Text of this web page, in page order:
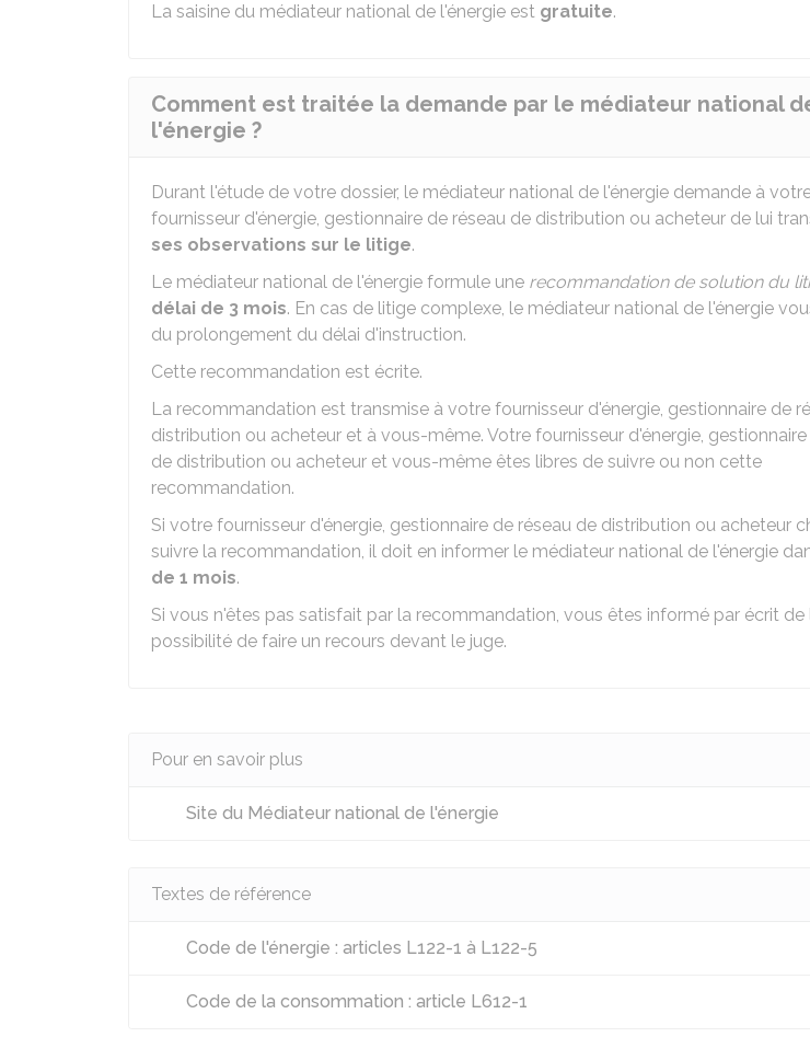
La saisine du médiateur national de l'énergie est gratuite.
Comment est traitée la demande par le médiateur national
l'énergie ?
Durant l'étude de votre dossier, le médiateur national de l'énergie demande à
fournisseur d'énergie, gestionnaire de réseau de distribution ou acheteur de lui
ses observations sur le litige.
Le médiateur national de l'énergie formule une recommandation de solution du
délai de 3 mois. En cas de litige complexe, le médiateur national de l'énergie
du prolongement du délai d'instruction.
Cette recommandation est écrite.
La recommandation est transmise à votre fournisseur d'énergie, gestionnaire de
distribution ou acheteur et à vous-même. Votre fournisseur d'énergie,
de distribution ou acheteur et vous-même êtes libres de suivre ou non cette
recommandation.
Si votre fournisseur d'énergie, gestionnaire de réseau de distribution ou acheteur
suivre la recommandation, il doit en informer le médiateur national de l'énergie
de 1 mois.
Si vous n'êtes pas satisfait par la recommandation, vous êtes informé par écrit de
possibilité de faire un recours devant le juge.
Pour en savoir plus
Site du Médiateur national de l'énergie
Textes de référence
Code de l'énergie : articles L122-1 à L122-5
Code de la consommation : article L612-1